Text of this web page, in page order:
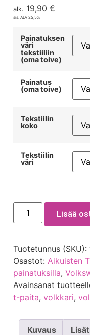
alk. 19,90 €
sis. ALV 25,5%
Painatuksen
väri
tekstiiliin
(oma toive)
Painatus
(oma toive)
Tekstiilin
koko
Tekstiilin
väri
Lisää
Tuotetunnus (SKU):
Osastot: Aikuisten
painatuksilla,
Avainsanat
t-paita, volkkari,
Kuvaus